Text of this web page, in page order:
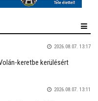
2026.08.07. 13:17
keretbe kerülésért
2026.08.07. 13:11